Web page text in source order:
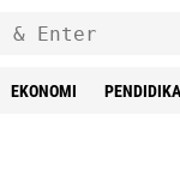
EKONOMI